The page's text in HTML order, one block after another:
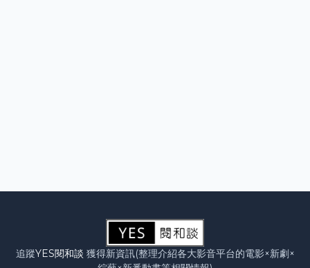
追蹤YES閱和談 獲得新資訊(整理介紹各大影音平台的電影×新劇×